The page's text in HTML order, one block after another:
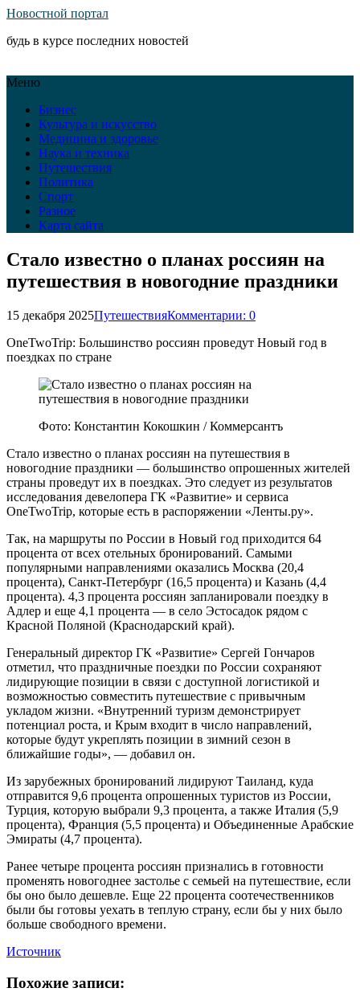
Новостной портал
будь в курсе последних новостей
Меню
Бизнес
Культура и искусство
Медицина и здоровье
Наука и техника
Путешествия
Политика
Спорт
Разное
Карта сайта
Стало известно о планах россиян на
путешествия в новогодние праздники
15 декабря 2025ПутешествияКомментарии: 0
OneTwoTrip: Большинство россиян проведут Новый год в
поездках по стране
Фото: Константин Кокошкин / Коммерсантъ
Стало известно о планах россиян на путешествия в
новогодние праздники — большинство опрошенных жителей
страны проведут их в поездках. Это следует из результатов
исследования девелопера ГК «Развитие» и сервиса
OneTwoTrip, которые есть в распоряжении «Ленты.ру».
Так, на маршруты по России в Новый год приходится 64
процента от всех отельных бронирований. Самыми
популярными направлениями оказались Москва (20,4
процента), Санкт-Петербург (16,5 процента) и Казань (4,4
процента). 4,3 процента россиян запланировали поездку в
Адлер и еще 4,1 процента — в село Эстосадок рядом с
Красной Поляной (Краснодарский край).
Генеральный директор ГК «Развитие» Сергей Гончаров
отметил, что праздничные поездки по России сохраняют
лидирующие позиции в связи с доступной логистикой и
возможностью совместить путешествие с привычным
укладом жизни. «Внутренний туризм демонстрирует
потенциал роста, и Крым входит в число направлений,
которые будут укреплять позиции в зимний сезон в
ближайшие годы», — добавил он.
Из зарубежных бронирований лидируют Таиланд, куда
отправится 9,6 процента опрошенных туристов из России,
Турция, которую выбрали 9,3 процента, а также Италия (5,9
процента), Франция (5,5 процента) и Объединенные Арабские
Эмираты (4,7 процента).
Ранее четыре процента россиян признались в готовности
променять новогоднее застолье с семьей на путешествие, если
бы оно было дешевле. Еще 22 процента соотечественников
были бы готовы уехать в теплую страну, если бы у них было
больше свободного времени.
Источник
Похожие записи: